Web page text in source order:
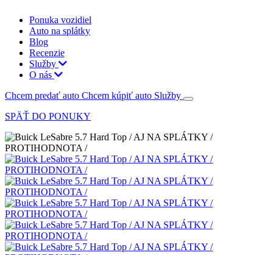
Ponuka vozidiel
Auto na splátky
Blog
Recenzie
Služby
O nás
Chcem predať auto Chcem kúpiť auto Služby
SPÄŤ DO PONUKY